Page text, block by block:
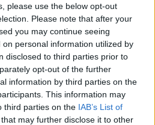
please use the below opt-out
Please note that after your
you may continue seeing
personal information utilized by
disclosed to third parties prior to
opt-out of the further
information by third parties on the
This information may
third parties on the IAB’s List of
that may further disclose it to other
ir apie
žinutę, kuri įkvėpė
reikėjo.
ir ji sako: „Tėtis
ir siunčia sėkmės“. Tai